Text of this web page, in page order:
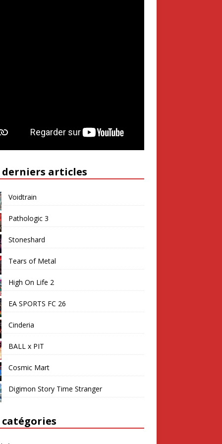
derniers articles
Voidtrain
Pathologic 3
Stoneshard
Tears of Metal
High On Life 2
EA SPORTS FC 26
Cinderia
BALL x PIT
Cosmic Mart
Digimon Story Time Stranger
catégories